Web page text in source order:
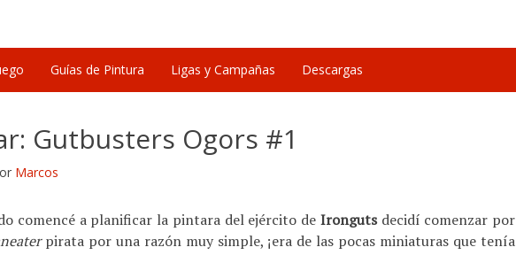
Guías de Pintura Ligas y Campañas Descargas
Gutbusters Ogors #1
Marcos
comencé a planificar la pintara del ejército de Irongutsdecidí comenzar por
pirata por una razón muy simple, ¡era de las pocas miniaturas que tenía